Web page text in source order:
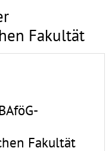
Fakultät
Fakultät